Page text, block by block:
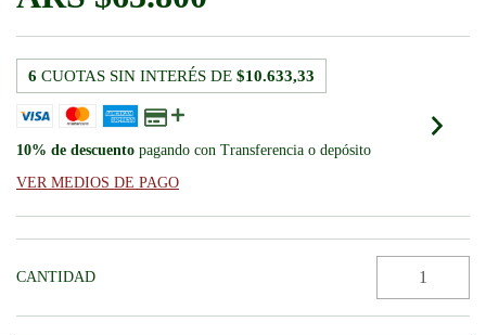
6 CUOTAS SIN INTERÉS DE $10.633,33
10% de descuento pagando con Transferencia o depósito
VER MEDIOS DE PAGO
CANTIDAD